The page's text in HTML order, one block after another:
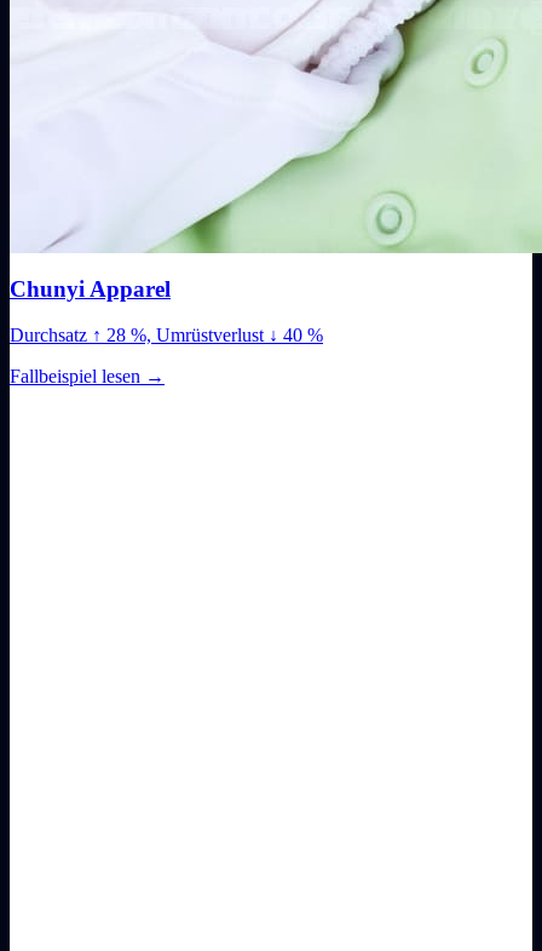
Chunyi Apparel
Durchsatz ↑ 28 %, Umrüstverlust ↓ 40 %
Fallbeispiel lesen →